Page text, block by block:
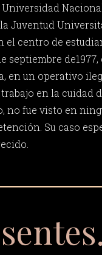
Juventud
el centro de
septiembre de1977,
en un operativo
en la cuidad
no fue visto en
Su caso